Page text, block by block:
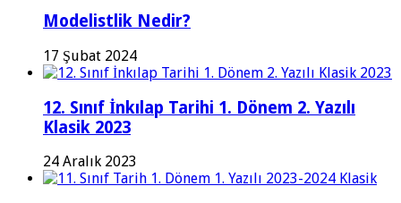
Modelistlik Nedir?
17 Şubat 2024
12. Sınıf İnkılap Tarihi 1. Dönem 2. Yazılı
Klasik 2023
24 Aralık 2023